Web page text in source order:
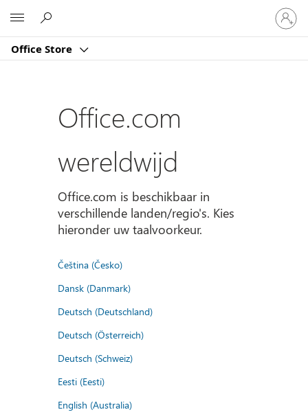
Office Store
Meld
je
aan
je
Office.com
wereldwijd
Office.com is beschikbaar in
verschillende landen/regio's. Kies
hieronder uw taalvoorkeur.
Čeština (Česko)
Dansk (Danmark)
Deutsch (Deutschland)
Deutsch (Österreich)
Deutsch (Schweiz)
Eesti (Eesti)
English (Australia)